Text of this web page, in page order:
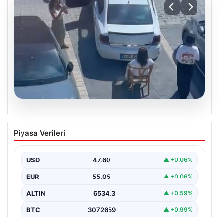
Yalova’da Park Gerilimi: Kafe Çalışanı
Sandalye Çekip Aracı Engelledi
meydana gelen ilginç bir olay, sosyal medyada geniş…
Piyasa Verileri
USD 47.60 ▲ +0.06%
EUR 55.05 ▲ +0.06%
ALTIN 6534.3 ▲ +0.59%
BTC 3072659 ▲ +0.99%